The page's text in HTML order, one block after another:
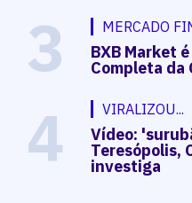
3 MERCADO
BXB Market
Completa da
4 VIRALIZOU...
Vídeo:
Teresópolis,
investiga